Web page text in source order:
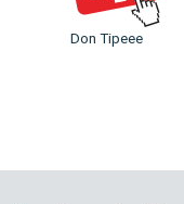
Don Tipeee